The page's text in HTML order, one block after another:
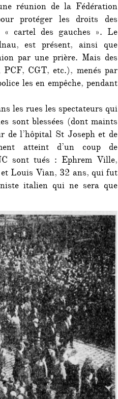
réunion de la Fédération
protéger les droits des
« cartel des gauches ». Le
est présent, ainsi que
par une prière. Mais des
CGT, etc.), menés par
les en empêche, pendant
les rues les spectateurs qui
sont blessées (dont maints
de l’hôpital St Joseph et de
atteint d’un coup de
sont tués : Ephrem Ville,
Louis Vian, 32 ans, qui fut
italien qui ne sera que